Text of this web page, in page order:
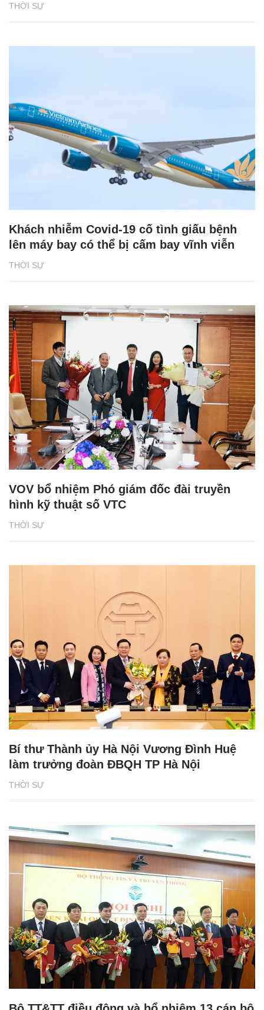
THỜI SỰ
THỜI SỰ
Khách nhiễm Covid-19 cố tình giấu bệnh
lên máy bay có thể bị cấm bay vĩnh viễn
THỜI SỰ
VOV bổ nhiệm Phó giám đốc đài truyền
hình kỹ thuật số VTC
THỜI SỰ
Bí thư Thành ủy Hà Nội Vương Đình Huệ
làm trưởng đoàn ĐBQH TP Hà Nội